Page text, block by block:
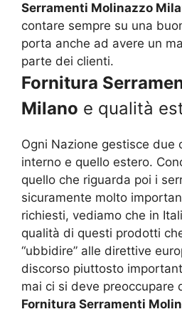
Serramenti Molinazzo
contare sempre su una
porta anche ad avere un
parte dei clienti.
Fornitura
Milano e qualità
Ogni Nazione gestisce due
interno e quello estero.
quello che riguarda poi i
sicuramente molto
richiesti, vediamo che in
qualità di questi prodotti
“ubbidire” alle direttive
discorso piuttosto
mai ci si deve preoccupare
Fornitura Serramenti